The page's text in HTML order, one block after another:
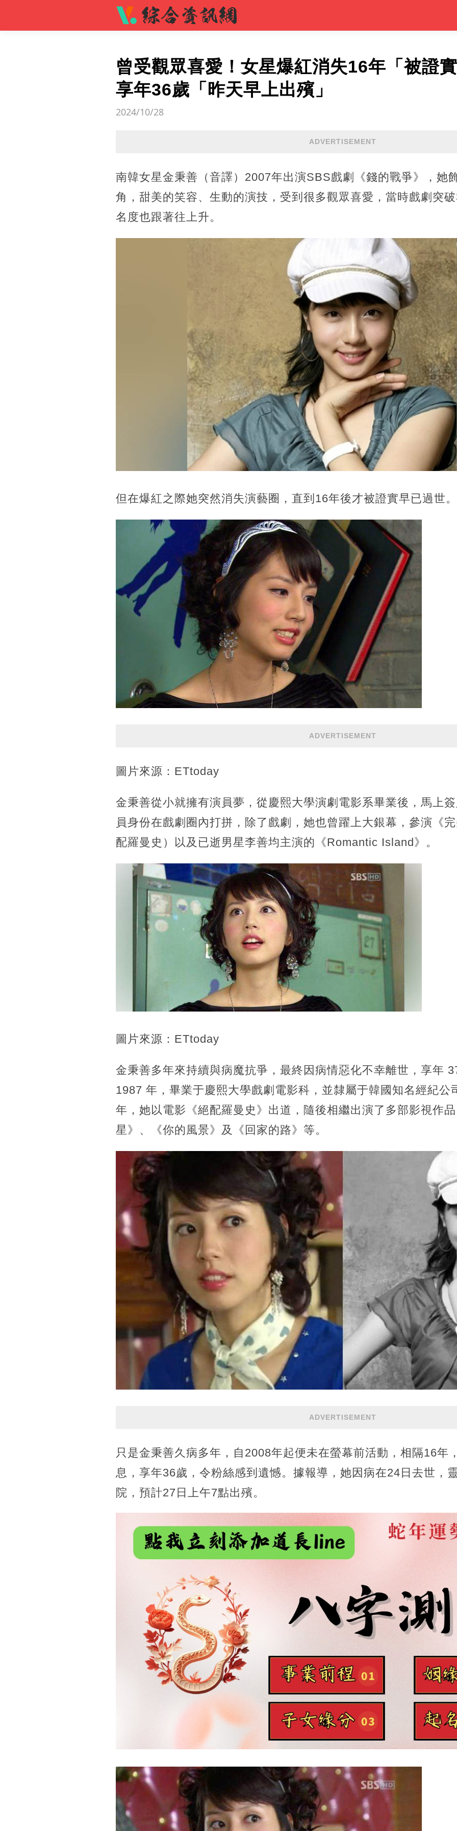
曾受觀眾喜愛！女星爆紅消失16年「被
享年36歲「昨天早上出殯」
2024/10/28
ADVERTISEMENT
南韓女星金秉善（音譯）2007年出演SBS戲劇《錢的戰爭》，她
角，甜美的笑容、生動的演技，受到很多觀眾喜愛，當時戲劇突
名度也跟著往上升。
但在爆紅之際她突然消失演藝圈，直到16年後才被證實早已過世。
ADVERTISEMENT
圖片來源：ETtoday
金秉善從小就擁有演員夢，從慶熙大學演劇電影系畢業後，馬上
員身份在戲劇圈內打拼，除了戲劇，她也曾躍上大銀幕，參演《
配羅曼史）以及已逝男星李善均主演的《Romantic Island》。
圖片來源：ETtoday
金秉善多年來持續與病魔抗爭，最終因病情惡化不幸離世，享年
1987 年，畢業于慶熙大學戲劇電影科，並隸屬于韓國知名經紀公
年，她以電影《絕配羅曼史》出道，隨後相繼出演了多部影視作
星》、《你的風景》及《回家的路》等。
ADVERTISEMENT
只是金秉善久病多年，自2008年起便未在螢幕前活動，相隔16年
息，享年36歲，令粉絲感到遺憾。據報導，她因病在24日去世，
院，預計27日上午7點出殯。